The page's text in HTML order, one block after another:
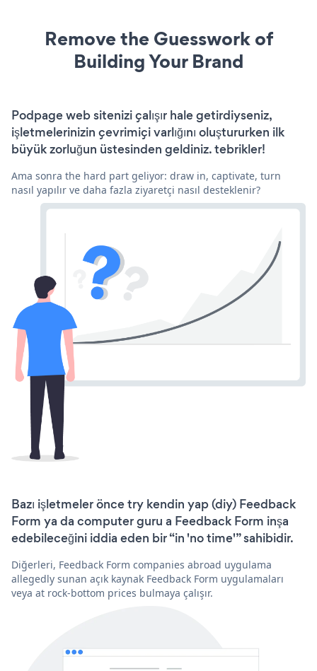
Remove the Guesswork of
Building Your Brand
Podpage web sitenizi çalışır hale getirdiyseniz,
işletmelerinizin çevrimiçi varlığını oluştururken ilk
büyük zorluğun üstesinden geldiniz. tebrikler!
Ama sonra the hard part geliyor: draw in, captivate, turn
nasıl yapılır ve daha fazla ziyaretçi nasıl desteklenir?
Bazı işletmeler önce try kendin yap (diy) Feedback
Form ya da computer guru a Feedback Form inşa
edebileceğini iddia eden bir “in 'no time'” sahibidir.
Diğerleri, Feedback Form companies abroad uygulama
allegedly sunan açık kaynak Feedback Form uygulamaları
veya at rock-bottom prices bulmaya çalışır.